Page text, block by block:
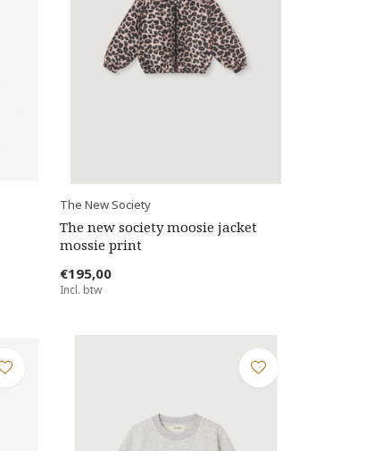
The New Society
The new society moosie jacket
mossie print
€195,00
Incl. btw